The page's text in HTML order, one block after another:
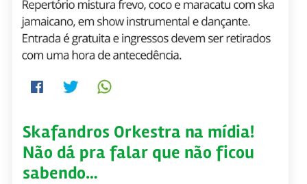
Skafandros Orkestra na mídia!
Não dá pra falar que não ficou
sabendo…